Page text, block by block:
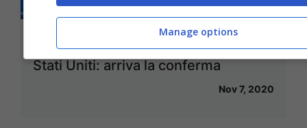
Joe Biden è il nuovo presidente degli
Stati Uniti: arriva la conferma
Nov 7, 2020
Manage options